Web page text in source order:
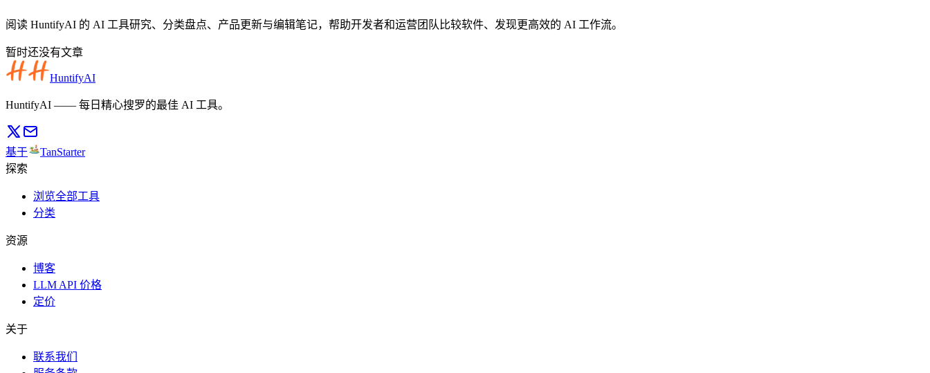
阅读 HuntifyAI 的 AI 工具研究、分类盘点、产品更新与编辑笔记，帮助开发者和运营团队比较软件、发现更高效的 AI 工作流。
暂时还没有文章
HuntifyAI
HuntifyAI —— 每日精心搜罗的最佳 AI 工具。
基于
TanStarter
探索
浏览全部工具
分类
资源
博客
LLM API 价格
定价
关于
联系我们